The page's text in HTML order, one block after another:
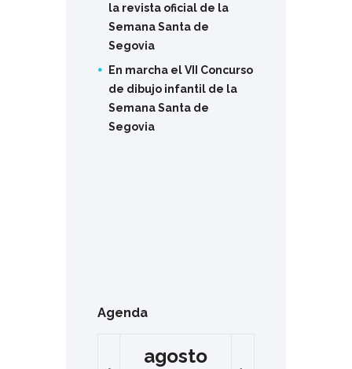
la revista oficial de la
Semana Santa de
Segovia
En marcha el VII Concurso
de dibujo infantil de la
Semana Santa de
Segovia
Agenda
agosto